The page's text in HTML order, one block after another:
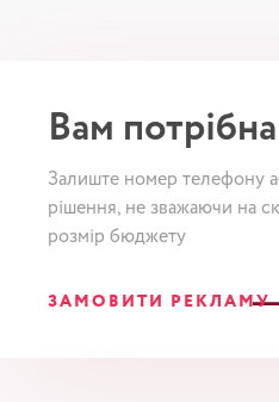
Вам
Залиште номер телефону
рішення, не зважаючи на
розмір бюджету
ЗАМОВИТИ РЕКЛАМУ